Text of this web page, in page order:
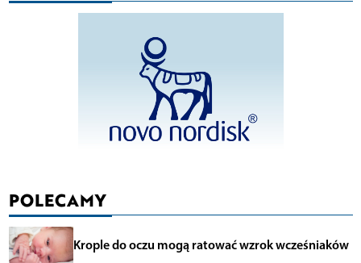
POLECAMY
Krople do oczu mogą ratować wzrok wcześniaków